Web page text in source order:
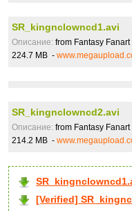
SR_kingnclowncd1.avi
Описание: from Fantasy
224.7 MB -
SR_kingnclowncd2.avi
Описание: from Fantasy
214.2 MB -
[Verified]